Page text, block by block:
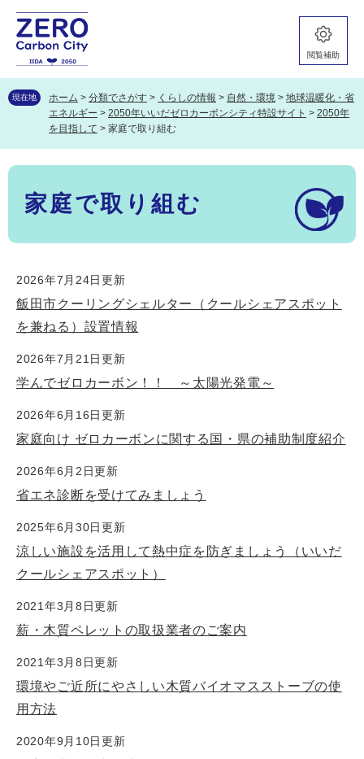
先
頭
を
飛
閲覧補助
現在地 ホーム > 分類でさがす > くらしの情報 > 自然・環境 > 地球温暖化・省
エネルギー > 2050年いいだゼロカーボンシティ特設サイト > 2050年
を目指して > 家庭で取り組む
本
家庭で取り組む
2026年7月24日更新
飯田市クーリングシェルター（クールシェアスポット
を兼ねる）設置情報
2026年7月21日更新
学んでゼロカーボン！！ ～太陽光発電～
2026年6月16日更新
家庭向け ゼロカーボンに関する国・県の補助制度紹介
2026年6月2日更新
省エネ診断を受けてみましょう
2025年6月30日更新
涼しい施設を活用して熱中症を防ぎましょう（いいだ
クールシェアスポット）
2021年3月8日更新
薪・木質ペレットの取扱業者のご案内
2021年3月8日更新
環境やご近所にやさしい木質バイオマスストーブの使
用方法
2020年9月10日更新